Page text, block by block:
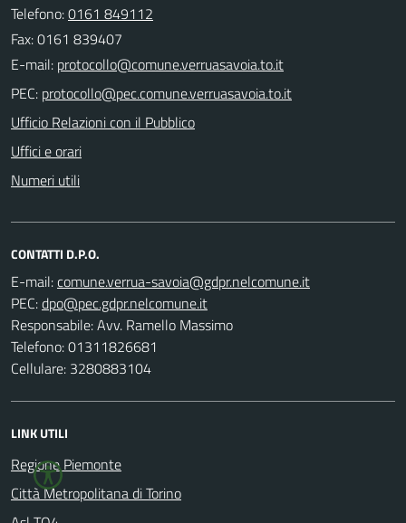
Telefono:0161 849112
Fax: 0161 839407
E-mail:
PEC:
Ufficio Relazioni con il Pubblico
Uffici e orari
Numeri utili
CONTATTI D.P.O.
E-mail:
PEC:
Responsabile: Avv. Ramello Massimo
Telefono: 01311826681
Cellulare: 3280883104
LINK UTILI
Regione Piemonte
Città Metropolitana di Torino